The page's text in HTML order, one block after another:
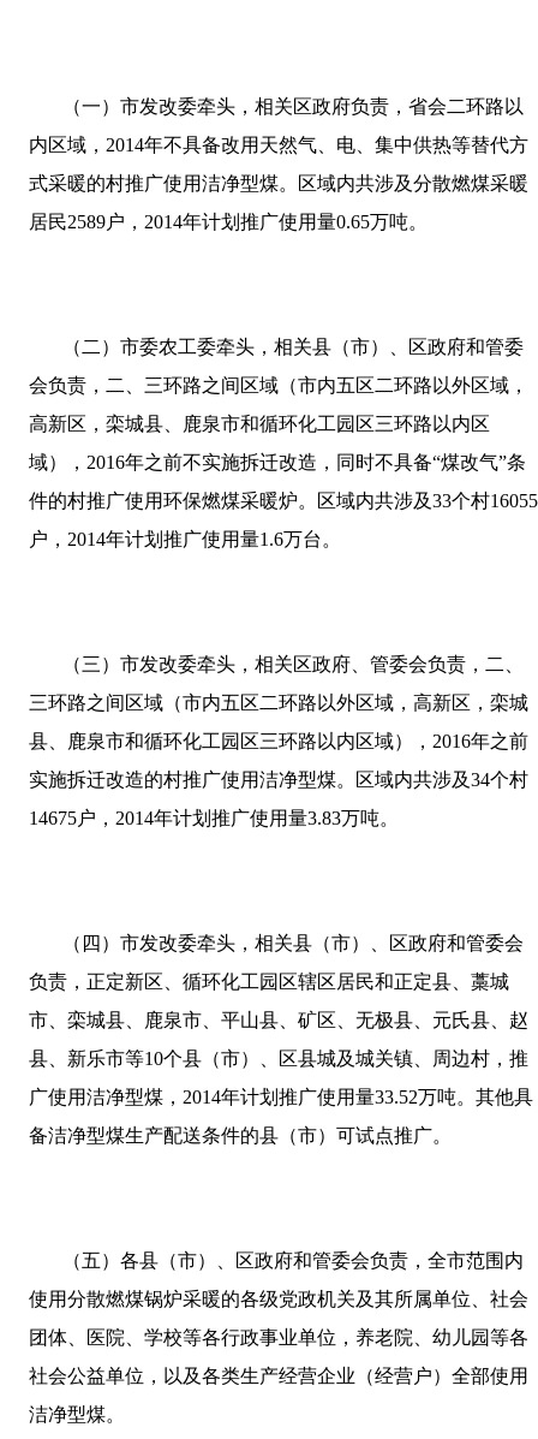
（一）市发改委牵头，相关区政府负责，省会二环路以
内区域， 2014年不具备改用天然气、电、集中供热等替代方
式采暖的村推广使用洁净型煤。区域内共涉及分散燃煤采暖
居民2589户， 2014年计划推广使用量0.65万吨。
（二）市委农工委牵头，相关县（市）、区政府和管委
会负责，二、三环路之间区域（市内五区二环路以外区域，
高新区，栾城县、鹿泉市和循环化工园区三环路以内区
域）， 2016年之前不实施拆迁改造，同时不具备“煤改气”条
件的村推广使用环保燃煤采暖炉。区域内共涉及33个村16055
户， 2014年计划推广使用量1.6万台。
（三）市发改委牵头，相关区政府、管委会负责，二、
三环路之间区域（市内五区二环路以外区域，高新区，栾城
县、鹿泉市和循环化工园区三环路以内区域）， 2016年之前
实施拆迁改造的村推广使用洁净型煤。区域内共涉及34个村
14675户， 2014年计划推广使用量3.83万吨。
（四）市发改委牵头，相关县（市）、区政府和管委会
负责，正定新区、循环化工园区辖区居民和正定县、藁城
市、栾城县、鹿泉市、平山县、矿区、无极县、元氏县、赵
县、新乐市等10个县（市）、区县城及城关镇、周边村，推
广使用洁净型煤， 2014年计划推广使用量33.52万吨。其他具
备洁净型煤生产配送条件的县（市）可试点推广。
（五）各县（市）、区政府和管委会负责，全市范围内
使用分散燃煤锅炉采暖的各级党政机关及其所属单位、社会
团体、医院、学校等各行政事业单位，养老院、幼儿园等各
社会公益单位，以及各类生产经营企业（经营户）全部使用
洁净型煤。